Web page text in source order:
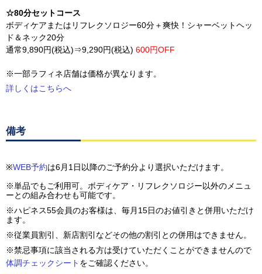
☆80分セットコース
ボディケアまたはリフレクソロジー60分＋爽快！シャーベットヘッ
ド＆ネック20分
通常9,890円(税込)⇒9,290円(税込) 600円OFF
※一部ラフィネ店舗は価格が異なります。
詳しくはこちらへ
備考
※WEB予約は6月1日以降のご予約分より選択いただけます。
※単品でもご利用可。ボディケア・リフレクソロジー以外のメニュ
ーとの組み合わせも可能です。
※ハピネス55会員のお客様は、毎月15日のお値引きと併用いただけ
ます。
※従業員割引、新店割引などその他の割引との併用はできません。
※禁忌事項に該当される方は受けていただくことができませんので
体調チェックシート をご確認ください。